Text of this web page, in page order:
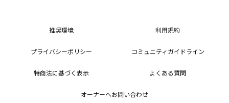
推奨環境 利用規約
プライバシーポリシー コミュニティガイドライン
特商法に基づく表示 よくある質問
オーナーへお問い合わせ